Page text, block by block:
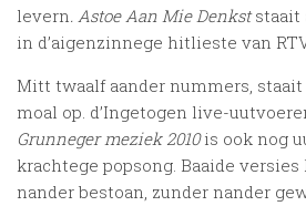
levern. Astoe Aan Mie Denkststaait
in d’aigenzinnege hitlieste van
Mitt twaalf aander nummers,
moal op. d’Ingetogen live-
Grunneger meziek 2010is ook nog
krachtege popsong. Baaide
nander bestoan, zunder nander